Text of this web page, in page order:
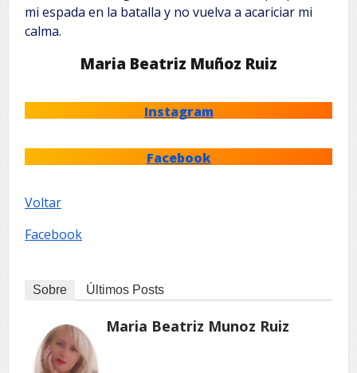
mi espada en la batalla y no vuelva a acariciar mi
calma.
Maria Beatriz Muñoz Ruiz
Instagram
Facebook
Voltar
Facebook
Sobre Últimos Posts
Maria Beatriz Munoz Ruiz